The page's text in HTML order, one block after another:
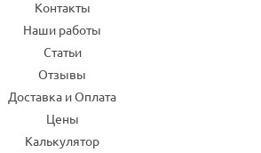
Контакты
Наши работы
Статьи
Отзывы
Доставка и Оплата
Цены
Калькулятор